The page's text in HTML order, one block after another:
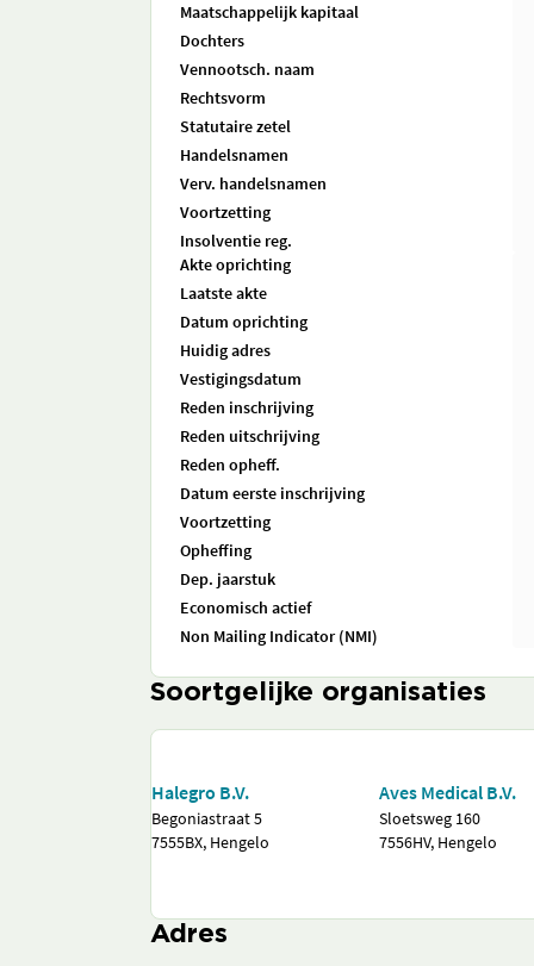
Maatschappelijk kapitaal
Dochters
Vennootsch. naam
Rechtsvorm
Statutaire zetel
Handelsnamen
Verv. handelsnamen
Voortzetting
Insolventie reg.
Akte oprichting
Laatste akte
Datum oprichting
Huidig adres
Vestigingsdatum
Reden inschrijving
Reden uitschrijving
Reden opheff.
Datum eerste inschrijving
Voortzetting
Opheffing
Dep. jaarstuk
Economisch actief
Non Mailing Indicator (NMI)
Soortgelijke organisaties
Halegro B.V.
Begoniastraat 5
7555BX, Hengelo
Aves Medical B.V.
Sloetsweg 160
7556HV, Hengelo
Adres